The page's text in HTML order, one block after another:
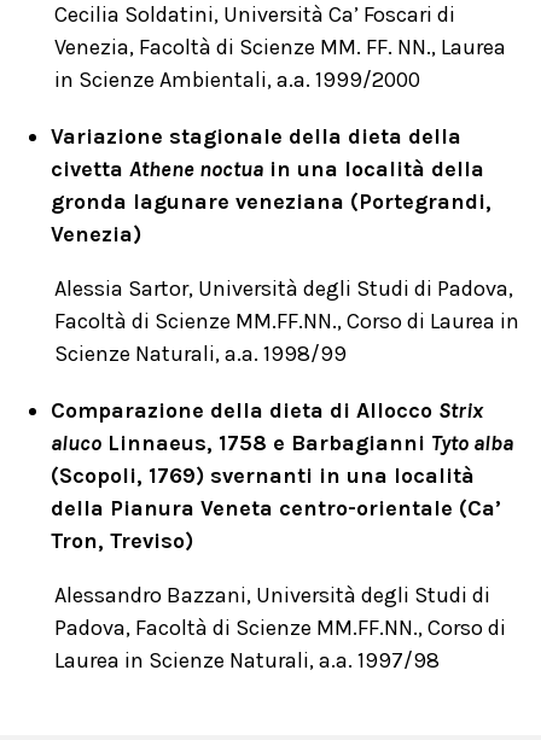
Cecilia Soldatini, Università Ca’ Foscari di
Venezia, Facoltà di Scienze MM. FF. NN., Laurea
in Scienze Ambientali, a.a. 1999/2000
Variazione stagionale della dieta della
civetta Athene noctua in una località della
gronda lagunare veneziana (Portegrandi,
Venezia)
Alessia Sartor, Università degli Studi di Padova,
Facoltà di Scienze MM.FF.NN., Corso di Laurea in
Scienze Naturali, a.a. 1998/99
Comparazione della dieta di Allocco Strix
aluco Linnaeus, 1758 e Barbagianni Tyto alba
(Scopoli, 1769) svernanti in una località
della Pianura Veneta centro-orientale (Ca’
Tron, Treviso)
Alessandro Bazzani, Università degli Studi di
Padova, Facoltà di Scienze MM.FF.NN., Corso di
Laurea in Scienze Naturali, a.a. 1997/98